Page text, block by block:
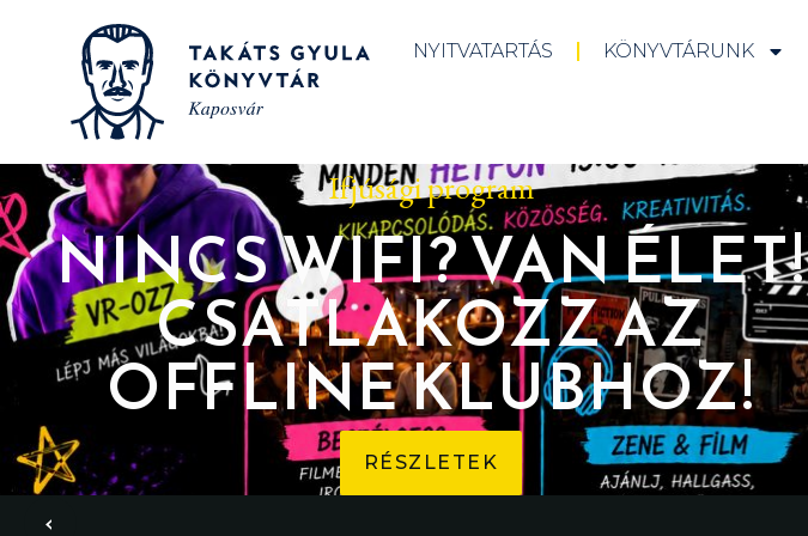
NYITVATARTÁS KÖNYVTÁRUNK
Ifjúsági program
NINCS WIFI? VAN ÉLET!
CSATLAKOZZ AZ
OFFLINE KLUBHOZ!
RÉSZLETEK
‹